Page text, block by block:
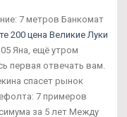
7 метров Банкомат
200 цена Великие Луки
Яна, ещё утром
первая отвечать вам.
спасет рынок
7 примеров
за 5 лет Между